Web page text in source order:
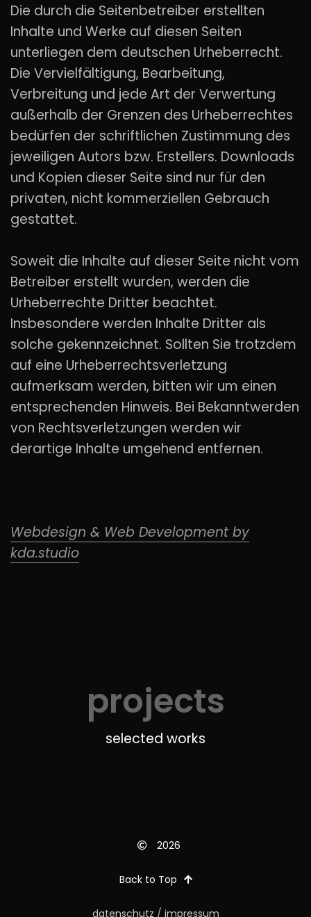
Die durch die Seitenbetreiber erstellten
Inhalte und Werke auf diesen Seiten
unterliegen dem deutschen Urheberrecht.
Die Vervielfältigung, Bearbeitung,
Verbreitung und jede Art der Verwertung
außerhalb der Grenzen des Urheberrechtes
bedürfen der schriftlichen Zustimmung des
jeweiligen Autors bzw. Erstellers. Downloads
und Kopien dieser Seite sind nur für den
privaten, nicht kommerziellen Gebrauch
gestattet.
Soweit die Inhalte auf dieser Seite nicht vom
Betreiber erstellt wurden, werden die
Urheberrechte Dritter beachtet.
Insbesondere werden Inhalte Dritter als
solche gekennzeichnet. Sollten Sie trotzdem
auf eine Urheberrechtsverletzung
aufmerksam werden, bitten wir um einen
entsprechenden Hinweis. Bei Bekanntwerden
von Rechtsverletzungen werden wir
derartige Inhalte umgehend entfernen.
Webdesign & Web Development by
kda.studio
projects
selected works
2026
datenschutz / impressum
Back to Top